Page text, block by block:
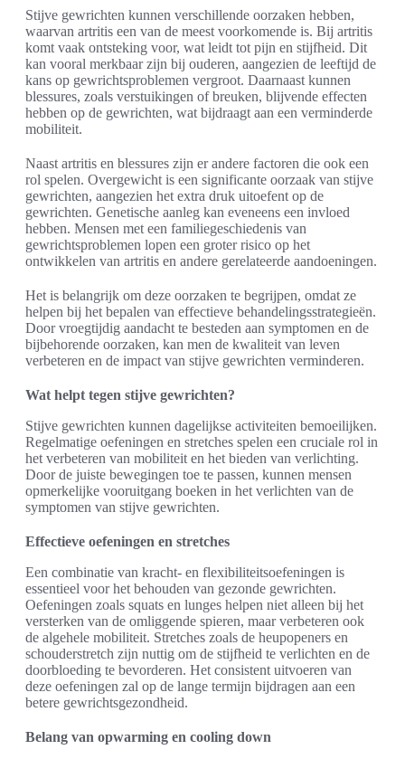
Stijve gewrichten kunnen verschillende oorzaken hebben,
waarvan artritis een van de meest voorkomende is. Bij artritis
komt vaak ontsteking voor, wat leidt tot pijn en stijfheid. Dit
kan vooral merkbaar zijn bij ouderen, aangezien de leeftijd de
kans op gewrichtsproblemen vergroot. Daarnaast kunnen
blessures, zoals verstuikingen of breuken, blijvende effecten
hebben op de gewrichten, wat bijdraagt aan een verminderde
mobiliteit.
Naast artritis en blessures zijn er andere factoren die ook een
rol spelen. Overgewicht is een significante oorzaak van stijve
gewrichten, aangezien het extra druk uitoefent op de
gewrichten. Genetische aanleg kan eveneens een invloed
hebben. Mensen met een familiegeschiedenis van
gewrichtsproblemen lopen een groter risico op het
ontwikkelen van artritis en andere gerelateerde aandoeningen.
Het is belangrijk om deze oorzaken te begrijpen, omdat ze
helpen bij het bepalen van effectieve behandelingsstrategieën.
Door vroegtijdig aandacht te besteden aan symptomen en de
bijbehorende oorzaken, kan men de kwaliteit van leven
verbeteren en de impact van stijve gewrichten verminderen.
Wat helpt tegen stijve gewrichten?
Stijve gewrichten kunnen dagelijkse activiteiten bemoeilijken.
Regelmatige oefeningen en stretches spelen een cruciale rol in
het verbeteren van mobiliteit en het bieden van verlichting.
Door de juiste bewegingen toe te passen, kunnen mensen
opmerkelijke vooruitgang boeken in het verlichten van de
symptomen van stijve gewrichten.
Effectieve oefeningen en stretches
Een combinatie van kracht- en flexibiliteitsoefeningen is
essentieel voor het behouden van gezonde gewrichten.
Oefeningen zoals squats en lunges helpen niet alleen bij het
versterken van de omliggende spieren, maar verbeteren ook
de algehele mobiliteit. Stretches zoals de heupopeners en
schouderstretch zijn nuttig om de stijfheid te verlichten en de
doorbloeding te bevorderen. Het consistent uitvoeren van
deze oefeningen zal op de lange termijn bijdragen aan een
betere gewrichtsgezondheid.
Belang van opwarming en cooling down